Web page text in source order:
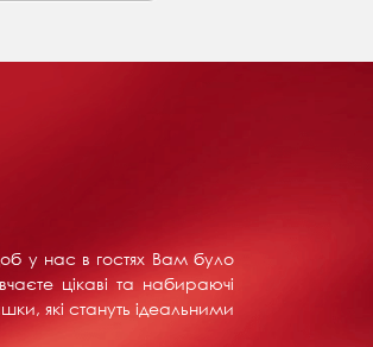
у нас в гостях Вам було
цікаві та набираючі
які стануть ідеальними